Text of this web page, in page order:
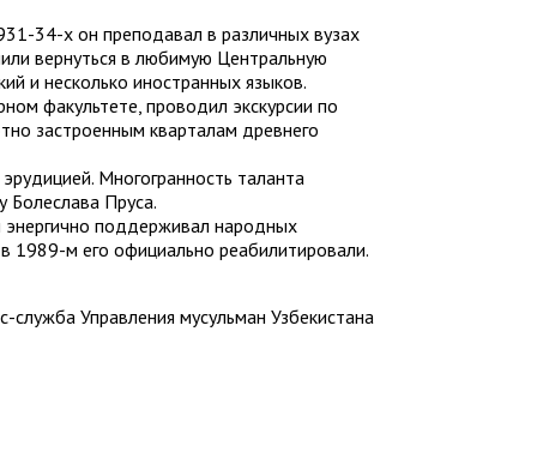
34-х он преподавал в различных вузах
вернуться в любимую Центральную
и несколько иностранных языков.
факультете, проводил экскурсии по
застроенным кварталам древнего
Многогранность таланта
Болеслава Пруса.
энергично поддерживал народных
1989-м его официально реабилитировали.
служба Управления мусульман Узбекистана